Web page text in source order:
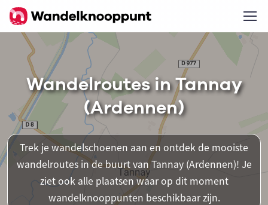
Wandelroutes in Tannay
(Ardennen)
Trek je wandelschoenen aan en ontdek de mooiste
wandelroutes in de buurt van Tannay (Ardennen)! Je
ziet ook alle plaatsen waar op dit moment
wandelknooppunten beschikbaar zijn.